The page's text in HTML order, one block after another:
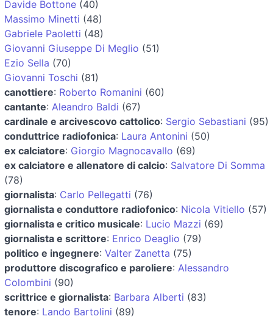
Davide Bottone (40)
Massimo Minetti (48)
Gabriele Paoletti (48)
Giovanni Giuseppe Di Meglio (51)
Ezio Sella (70)
Giovanni Toschi (81)
canottiere: Roberto Romanini (60)
cantante: Aleandro Baldi (67)
cardinale e arcivescovo cattolico: Sergio Sebastiani (95)
conduttrice radiofonica: Laura Antonini (50)
ex calciatore: Giorgio Magnocavallo (69)
ex calciatore e allenatore di calcio: Salvatore Di Somma
(78)
giornalista: Carlo Pellegatti (76)
giornalista e conduttore radiofonico: Nicola Vitiello (57)
giornalista e critico musicale: Lucio Mazzi (69)
giornalista e scrittore: Enrico Deaglio (79)
politico e ingegnere: Valter Zanetta (75)
produttore discografico e paroliere: Alessandro
Colombini (90)
scrittrice e giornalista: Barbara Alberti (83)
tenore: Lando Bartolini (89)